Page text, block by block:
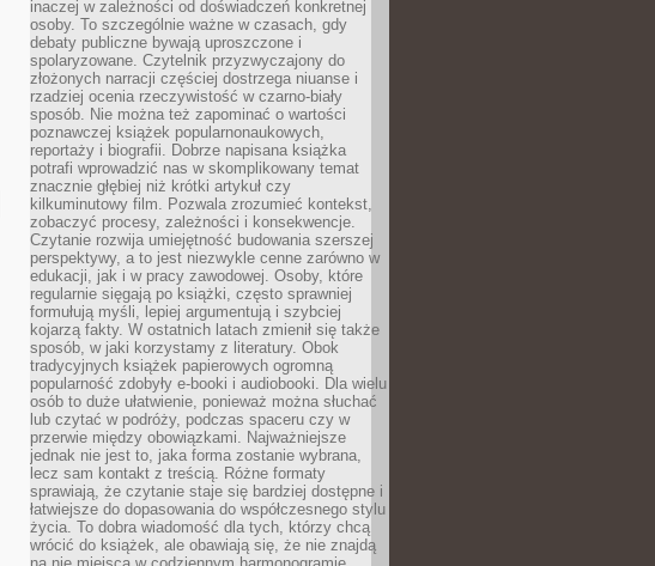
inaczej w zależności od doświadczeń konkretnej
osoby. To szczególnie ważne w czasach, gdy
debaty publiczne bywają uproszczone i
spolaryzowane. Czytelnik przyzwyczajony do
złożonych narracji częściej dostrzega niuanse i
rzadziej ocenia rzeczywistość w czarno-biały
sposób. Nie można też zapominać o wartości
poznawczej książek popularnonaukowych,
reportaży i biografii. Dobrze napisana książka
potrafi wprowadzić nas w skomplikowany temat
znacznie głębiej niż krótki artykuł czy
kilkuminutowy film. Pozwala zrozumieć kontekst,
zobaczyć procesy, zależności i konsekwencje.
Czytanie rozwija umiejętność budowania szerszej
perspektywy, a to jest niezwykle cenne zarówno w
edukacji, jak i w pracy zawodowej. Osoby, które
regularnie sięgają po książki, często sprawniej
formułują myśli, lepiej argumentują i szybciej
kojarzą fakty. W ostatnich latach zmienił się także
sposób, w jaki korzystamy z literatury. Obok
tradycyjnych książek papierowych ogromną
popularność zdobyły e-booki i audiobooki. Dla wielu
osób to duże ułatwienie, ponieważ można słuchać
lub czytać w podróży, podczas spaceru czy w
przerwie między obowiązkami. Najważniejsze
jednak nie jest to, jaka forma zostanie wybrana,
lecz sam kontakt z treścią. Różne formaty
sprawiają, że czytanie staje się bardziej dostępne i
łatwiejsze do dopasowania do współczesnego stylu
życia. To dobra wiadomość dla tych, którzy chcą
wrócić do książek, ale obawiają się, że nie znajdą